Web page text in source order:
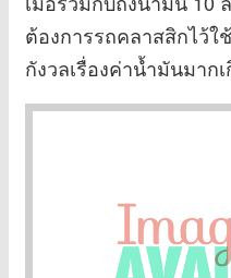
ต้องการรถคลาสสิกไว้ใ
กังวลเรื่องค่าน้ำมันมาก